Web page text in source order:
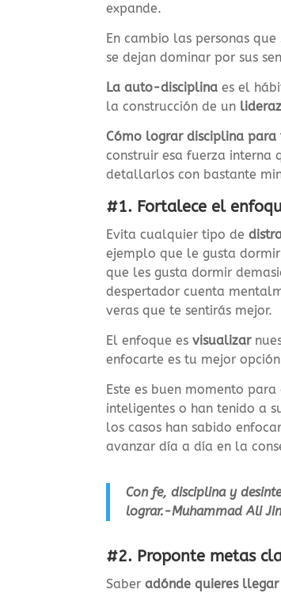
expande.
En cambio las personas
se dejan dominar por sus
La auto-disciplina es el
la construcción de un
Cómo lograr disciplina
construir esa fuerza interna
detallarlos con bastante
#1. Fortalece el
Evita cualquier tipo de
ejemplo que le gusta
que les gusta dormir
despertador cuenta
veras que te sentirás mejor.
El enfoque esvisualizar
enfocarte es tu mejor
Este es buen momento
inteligentes o han tenido a
los casos han sabido
avanzar día a día en la
Con fe, disciplina y
lograr.-Muhammad Ali
#2. Proponte metas
Saberadónde quieres llegar